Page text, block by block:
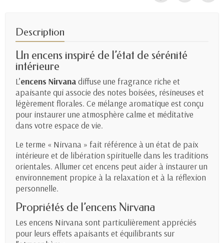
Description
Un encens inspiré de l’état de sérénité
intérieure
L’encens Nirvanadiffuse une fragrance riche et
apaisante qui associe des notes boisées, résineuses et
légèrement florales. Ce mélange aromatique est conçu
pour instaurer une atmosphère calme et méditative
dans votre espace de vie.
Le terme « Nirvana » fait référence à un état de paix
intérieure et de libération spirituelle dans les traditions
orientales. Allumer cet encens peut aider à instaurer un
environnement propice à la relaxation et à la réflexion
personnelle.
Propriétés de l’encens Nirvana
Les encens Nirvana sont particulièrement appréciés
pour leurs effets apaisants et équilibrants sur